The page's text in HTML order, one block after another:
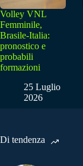
Volley VNL
Femminile,
Brasile-Italia:
pronostico e
probabili
formazioni
25 Luglio
2026
Di tendenza